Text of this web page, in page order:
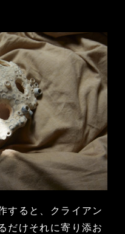
すると、クライアン
だけそれに寄り添お